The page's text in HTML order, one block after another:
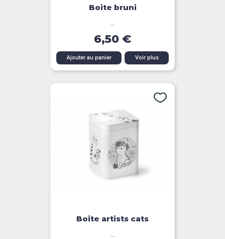
Boite bruni
...
6,50 €
Ajouter au panier Voir plus
Boite artists cats
...